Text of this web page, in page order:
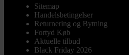
Sitemap
Handelsbetingelser
Returnering og Bytning
Fortyd Køb
Aktuelle tilbud
Black Friday 2026